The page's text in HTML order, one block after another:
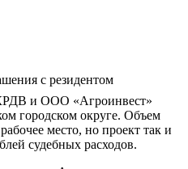
с резидентом
и ООО «Агроинвест»
городском округе. Объем
место, но проект так и
судебных расходов.